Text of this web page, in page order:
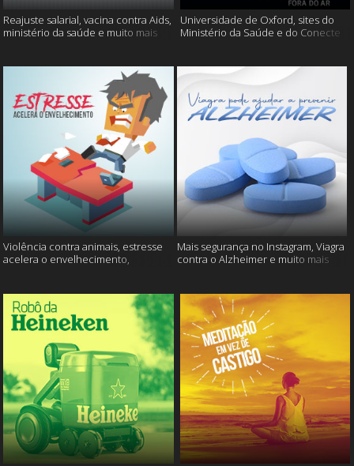
Reajuste salarial, vacina contra Aids,
ministério da saúde e muito mais
Universidade de Oxford, sites do
Ministério da Saúde e do Conecte
Violência contra animais, estresse
acelera o envelhecimento,
Mais segurança no Instagram, Viagra
contra o Alzheimer e muito mais